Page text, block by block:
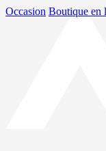
Occasion Boutique en